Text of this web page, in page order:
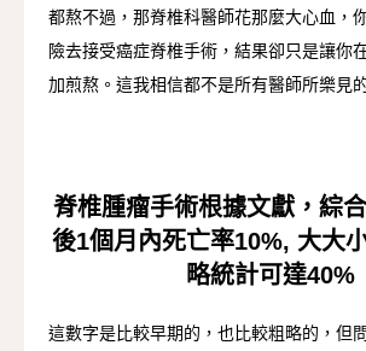
都熬不過，那脊椎科醫師花那麼大心血，
險去接受癌症脊椎手術，結果卻只是讓你
加煎熬。這我相信都不是所有醫師所樂見
脊椎腫瘤手術根據文獻，綜
後1個月內死亡率10%, 大大
略統計可達40%
這數字是比較早期的，也比較粗略的，但